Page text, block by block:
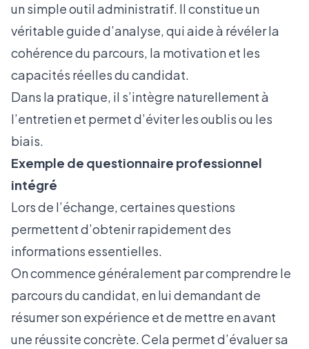
un simple outil administratif. Il constitue un
véritable guide d’analyse, qui aide à révéler la
cohérence du parcours, la motivation et les
capacités réelles du candidat.
Dans la pratique, il s’intègre naturellement à
l’entretien et permet d’éviter les oublis ou les
biais.
Exemple de questionnaire professionnel
intégré
Lors de l’échange, certaines questions
permettent d’obtenir rapidement des
informations essentielles.
On commence généralement par comprendre le
parcours du candidat, en lui demandant de
résumer son expérience et de mettre en avant
une réussite concrète. Cela permet d’évaluer sa